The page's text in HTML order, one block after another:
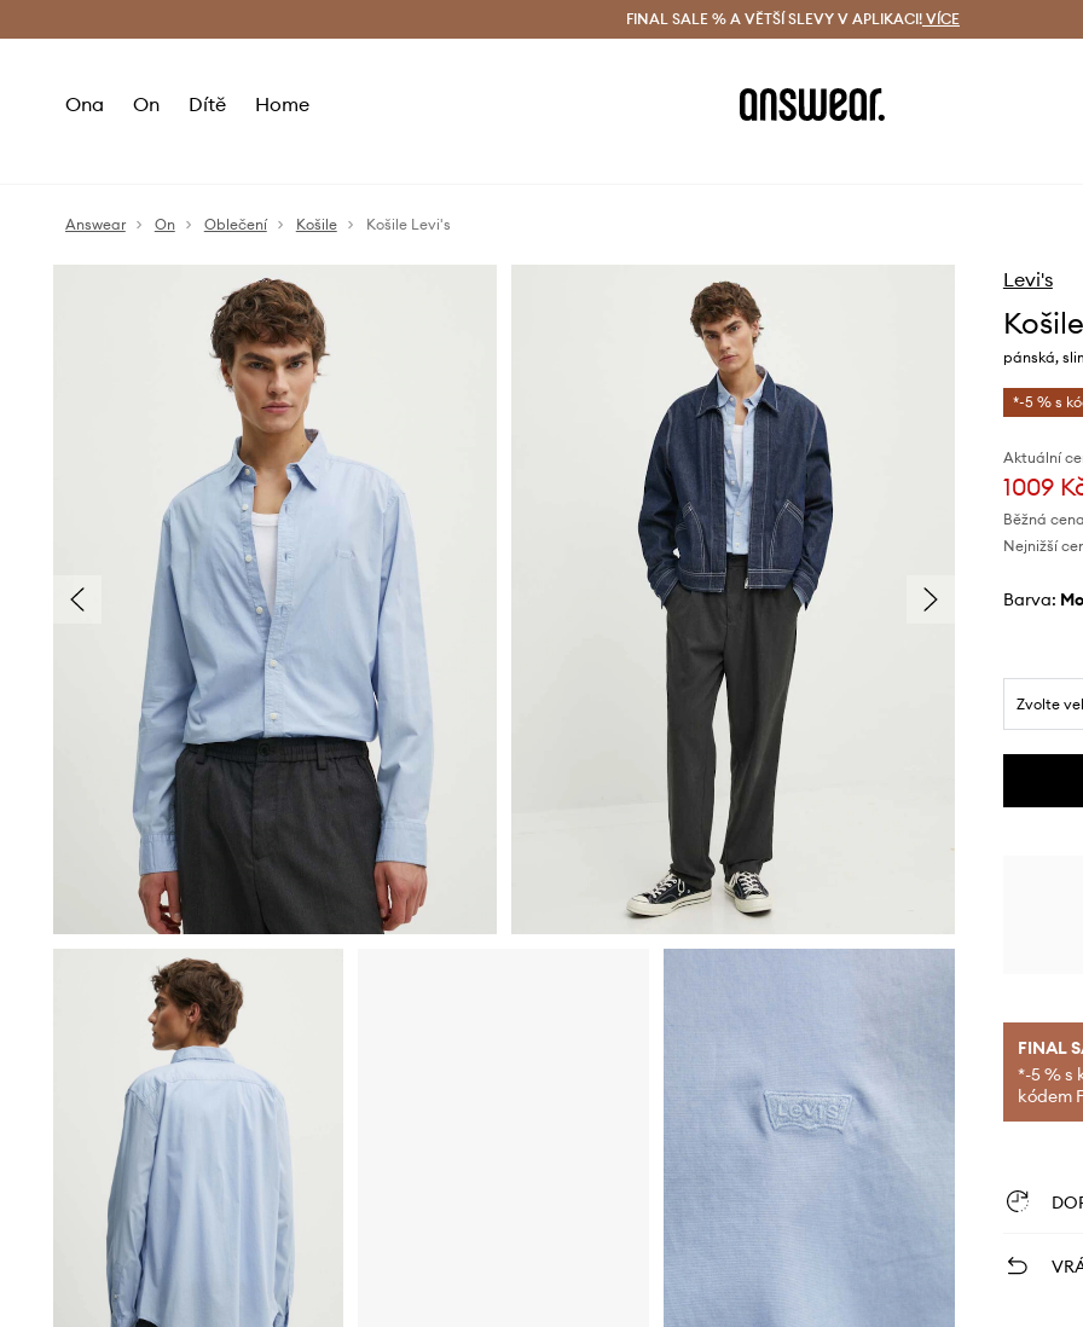
Doručení a vrácení zdarma (od 1800 Kč) Doručení i do 24 h
FINAL SALE % A VĚTŠÍ SLEVY V APLIKACI! VÍCE
Ona On Dítě Home
Answear On Oblečení Košile Košile Levi's
Levi's
pánská,
*-5 % s
Aktuální
1009
Běžná
Nejnižší
Barva:
Zvolte
FINAL
*-5 % s
kódem